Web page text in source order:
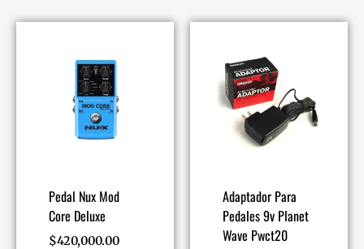
Pedal Nux Mod
Core Deluxe
$420,000.00
Adaptador Para
Pedales 9v Planet
Wave Pwct20